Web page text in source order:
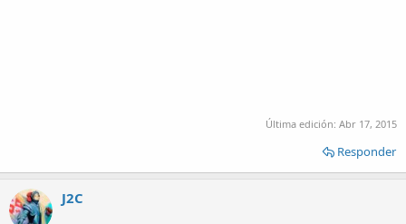
Última edición: Abr 17, 2015
Responder
J2C